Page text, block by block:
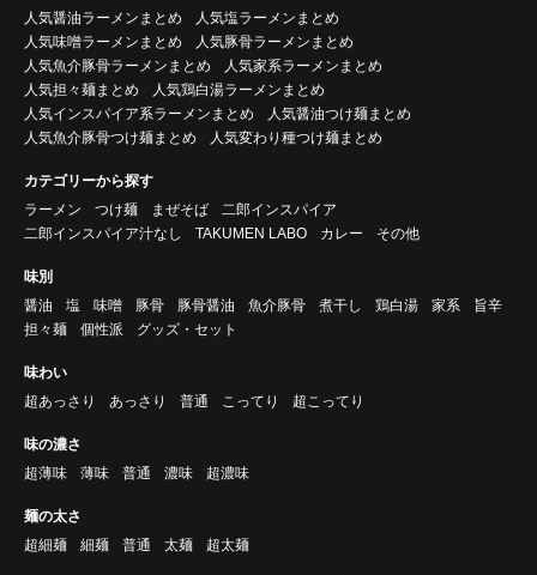
人気醤油ラーメンまとめ
人気塩ラーメンまとめ
人気味噌ラーメンまとめ
人気豚骨ラーメンまとめ
人気魚介豚骨ラーメンまとめ
人気家系ラーメンまとめ
人気担々麺まとめ
人気鶏白湯ラーメンまとめ
人気インスパイア系ラーメンまとめ
人気醤油つけ麺まとめ
人気魚介豚骨つけ麺まとめ
人気変わり種つけ麺まとめ
カテゴリーから探す
ラーメン
つけ麺 まぜそば
二郎インスパイア
二郎インスパイア汁なし
TAKUMEN LABO カレー その他
味別
醤油
塩 味噌 豚骨 豚骨醤油 魚介豚骨 煮干し 鶏白湯 家系
旨辛
担々麺
個性派 グッズ・セット
味わい
超あっさり
あっさり 普通 こってり 超こってり
味の濃さ
超薄味
薄味 普通 濃味 超濃味
麺の太さ
超細麺
細麺 普通 太麺 超太麺